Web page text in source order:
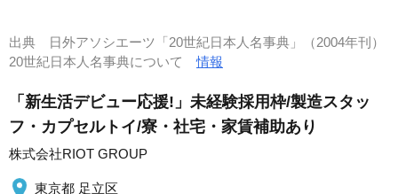
出典
日外アソシエーツ「20世紀日本人名事典」（2004年刊）
20世紀日本人名事典について情報
「新生活デビュー応援!」未経験採用枠/製造スタッ
フ・カプセルトイ/寮・社宅・家賃補助あり
株式会社RIOT GROUP
東京都 足立区